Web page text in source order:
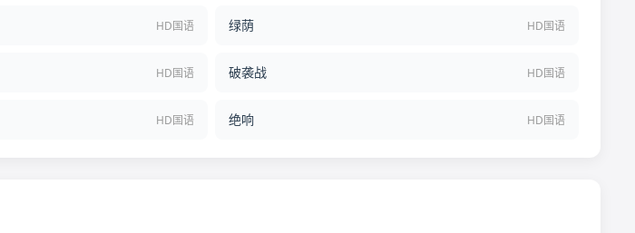
HD国语 绿荫 HD国语
HD国语 破袭战 HD国语
HD国语 绝响 HD国语